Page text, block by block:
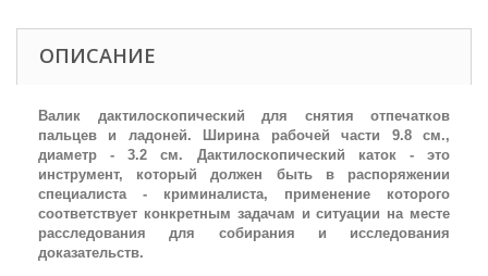
ОПИСАНИЕ
Валик дактилоскопический для снятия отпечатков
пальцев и ладоней. Ширина рабочей части 9.8 см.,
диаметр - 3.2 см. Дактилоскопический каток - это
инструмент, который должен быть в распоряжении
специалиста - криминалиста, применение которого
соответствует конкретным задачам и ситуации на месте
расследования для собирания и исследования
доказательств.